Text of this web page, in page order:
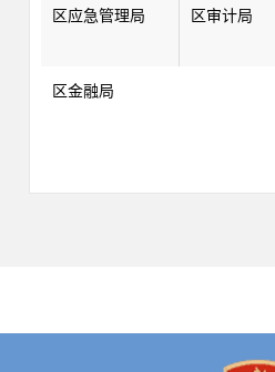
区应急管理局 区审计局
区金融局